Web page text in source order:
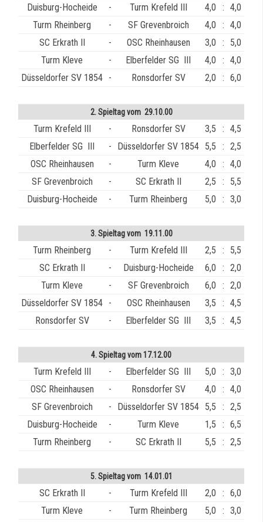
Duisburg-Hocheide - Turm Krefeld III 4,0 : 4,0
Turm Rheinberg
- SF Grevenbroich 4,0 : 4,0
SC Erkrath II
- OSC Rheinhausen 3,0 :
5,0
Turm Kleve
- Elberfelder SG III 4,0 : 4,0
Düsseldorfer SV 1854 - Ronsdorfer SV 2,0 : 6,0
2. Spieltag vom 29.10.00
Turm Krefeld III - Ronsdorfer SV 3,5 : 4,5
Elberfelder SG III
- Düsseldorfer SV 1854 5,5 : 2,5
OSC Rheinhausen
- Turm Kleve 4,0 : 4,0
SF Grevenbroich
- SC Erkrath II 2,5 :
5,5
Duisburg-Hocheide
- Turm Rheinberg 5,0 : 3,0
3. Spieltag vom 19.11.00
Turm Rheinberg - Turm Krefeld III 2,5 :
5,5
SC Erkrath II
- Duisburg-Hocheide 6,0 : 2,0
Turm Kleve
- SF Grevenbroich 6,0 : 2,0
Düsseldorfer SV 1854 - OSC Rheinhausen 3,5 : 4,5
Ronsdorfer SV
- Elberfelder SG III 3,5 : 4,5
4. Spieltag vom 17.12.00
Turm Krefeld III - Elberfelder SG III 5,0 : 3,0
OSC Rheinhausen
- Ronsdorfer SV 4,0 : 4,0
SF Grevenbroich
- Düsseldorfer SV 1854 5,5 : 2,5
Duisburg-Hocheide
- Turm Kleve 1,5 : 6,5
Turm Rheinberg
- SC Erkrath II 5,5 : 2,5
5. Spieltag vom 14.01.01
SC Erkrath II - Turm Krefeld III 2,0 : 6,0
Turm Kleve
- Turm Rheinberg 5,0 : 3,0